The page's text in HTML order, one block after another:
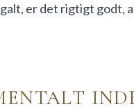
er det rigtigt godt,